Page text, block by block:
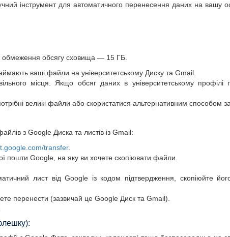
інструмент для автоматичного перенесення даних на вашу
обмеження обсягу сховища — 15 ГБ.
ваші файли на університетському Диску та Gmail.
місця. Якщо обсяг даних в університетському
великі файли або скористатися альтернативним способом
з Google Диска та листів із Gmail:
transfer.
пошти Google, на яку ви хочете скопіювати файли.
лист від Google із кодом підтвердження, скопіюйте
перенести (зазвичай це Google Диск та Gmail).